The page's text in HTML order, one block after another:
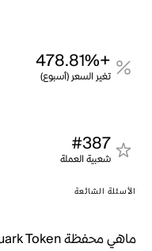
+478.81%
تغير السعر (أسبوع)
#387
شعبية العملة
الأسئلة الشائعة
ماهي محفظة Alpha Quark Token؟